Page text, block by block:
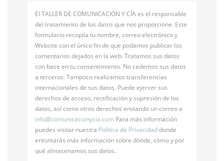
El TALLER DE COMUNICACIÓN Y CÍA es el responsable
del tratamiento de los datos que nos proporcione. Este
formulario recopila tu nombre, correo electrónico y
Website con el único fin de que podamos publicar los
comentarios dejados en la web. Tratamos sus datos
con base en tu consentimiento. No cedemos sus datos
a terceros. Tampoco realizamos transferencias
internacionales de sus datos. Puede ejercer sus
derechos de acceso, rectificación y supresión de los
datos, así como otros derechos enviando un correo a
info@comunicacionycia.com Para más información
puedes visitar nuestra Política de Privacidaddonde
entontarás más información sobre dónde, cómo y por
qué almacenamos sus datos.